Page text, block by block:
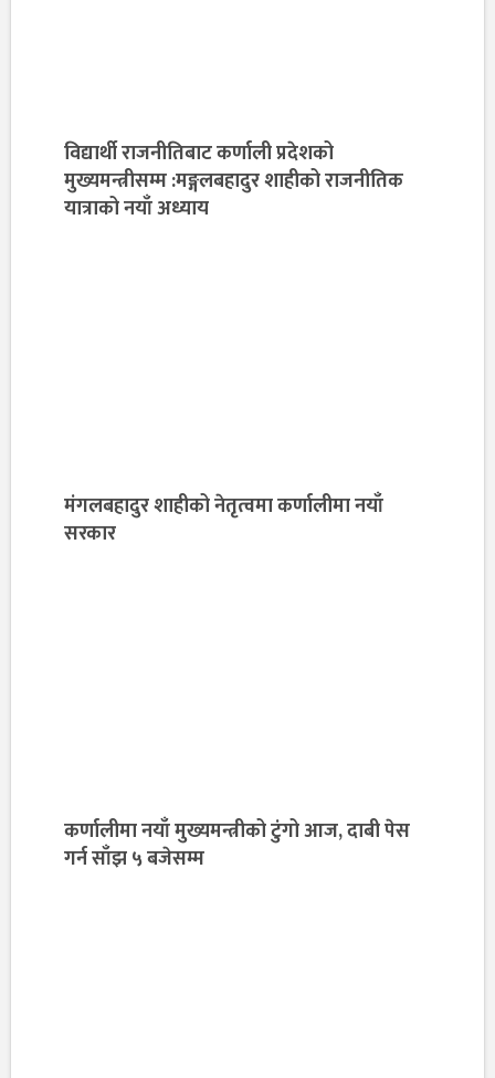
विद्यार्थी राजनीतिबाट कर्णाली प्रदेशको
मुख्यमन्त्रीसम्म :मङ्गलबहादुर शाहीको राजनीतिक
यात्राको नयाँ अध्याय
मंगलबहादुर शाहीको नेतृत्वमा कर्णालीमा नयाँ
सरकार
कर्णालीमा नयाँ मुख्यमन्त्रीको टुंगो आज, दाबी पेस
गर्न साँझ ५ बजेसम्म